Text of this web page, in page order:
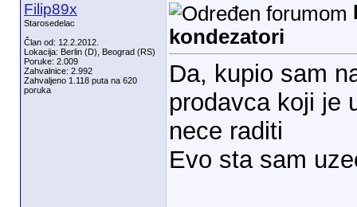
Filip89x
Starosedelac
Član od: 12.2.2012.
Lokacija: Berlin (D), Beograd (RS)
Poruke: 2.009
Zahvalnice: 2.992
Zahvaljeno 1.118 puta na 620
poruka
kondezatori
Da, kupio sam
prodavca koji je
nece raditi
Evo sta sam